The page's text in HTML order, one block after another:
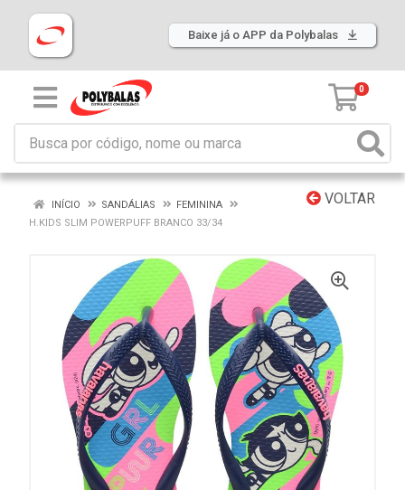
Baixe já o APP da Polybalas
0
VOLTAR
INÍCIO SANDÁLIAS
FEMININA
H.KIDS SLIM POWERPUFF BRANCO 33/34